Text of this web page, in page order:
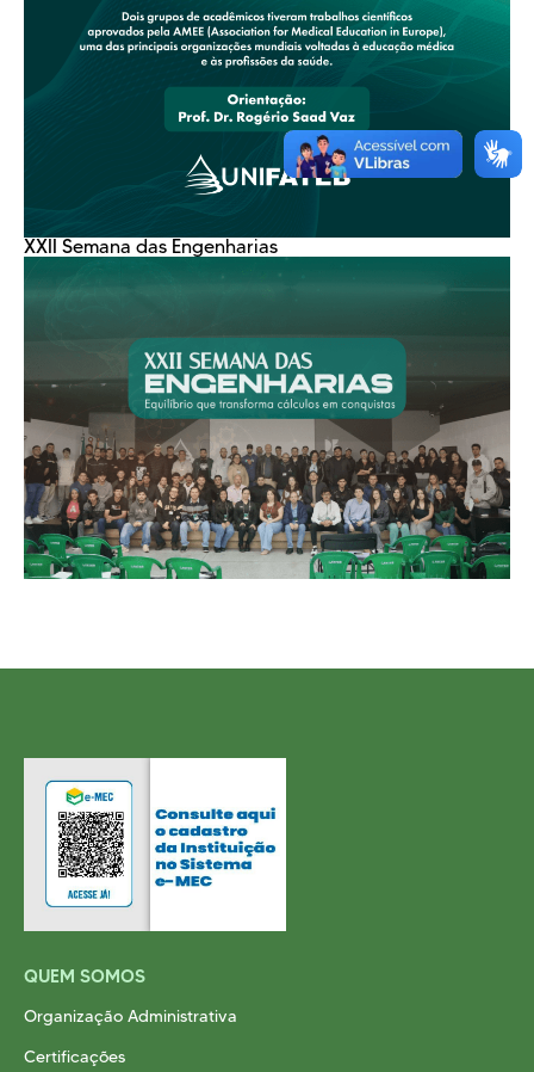
XXII Semana das Engenharias
QUEM SOMOS
Organização Administrativa
Certificações